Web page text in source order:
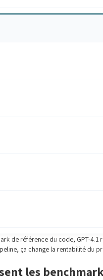
de référence du code, GPT-4.1
ça change la rentabilité du
les